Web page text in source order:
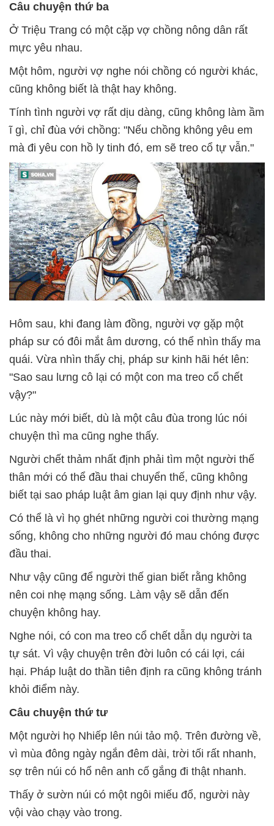
Câu chuyện thứ ba
Ở Triệu Trang có một cặp vợ chồng nông dân rất
mực yêu nhau.
Một hôm, người vợ nghe nói chồng có người khác,
cũng không biết là thật hay không.
Tính tình người vợ rất dịu dàng, cũng không làm ầm
ĩ gì, chỉ đùa với chồng: "Nếu chồng không yêu em
mà đi yêu con hồ ly tinh đó, em sẽ treo cổ tự vẫn."
Hôm sau, khi đang làm đồng, người vợ gặp một
pháp sư có đôi mắt âm dương, có thể nhìn thấy ma
quái. Vừa nhìn thấy chị, pháp sư kinh hãi hét lên:
"Sao sau lưng cô lại có một con ma treo cổ chết
vậy?"
Lúc này mới biết, dù là một câu đùa trong lúc nói
chuyện thì ma cũng nghe thấy.
Người chết thảm nhất định phải tìm một người thế
thân mới có thể đầu thai chuyển thế, cũng không
biết tại sao pháp luật âm gian lại quy định như vậy.
Có thể là vì họ ghét những người coi thường mạng
sống, không cho những người đó mau chóng được
đầu thai.
Như vậy cũng để người thế gian biết rằng không
nên coi nhẹ mạng sống. Làm vậy sẽ dẫn đến
chuyện không hay.
Nghe nói, có con ma treo cổ chết dẫn dụ người ta
tự sát. Vì vậy chuyện trên đời luôn có cái lợi, cái
hại. Pháp luật do thần tiên định ra cũng không tránh
khỏi điểm này.
Câu chuyện thứ tư
Một người họ Nhiếp lên núi tảo mộ. Trên đường về,
vì mùa đông ngày ngắn đêm dài, trời tối rất nhanh,
sợ trên núi có hổ nên anh cố gắng đi thật nhanh.
Thấy ở sườn núi có một ngôi miếu đổ, người này
vội vào chạy vào trong.